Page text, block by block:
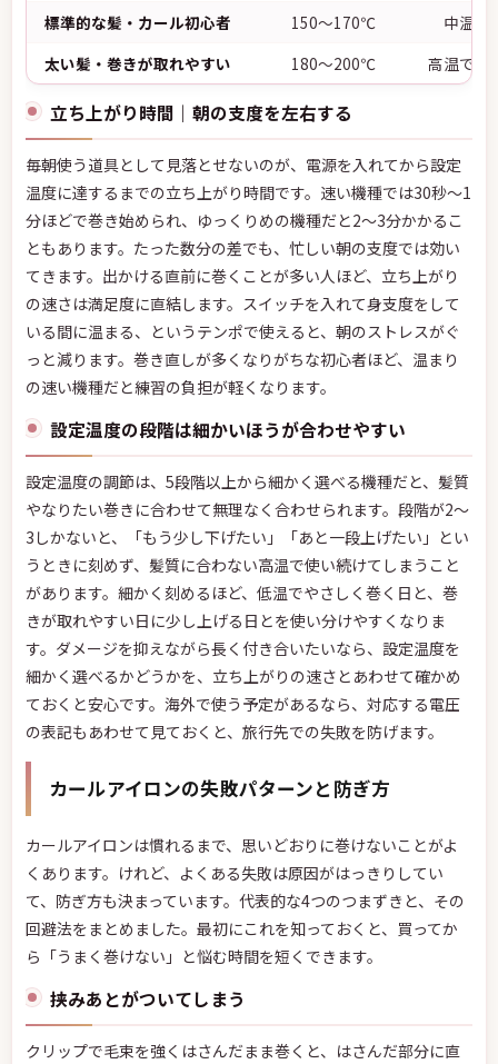
標準的な髪・カール初心者 150〜170℃
中温で
太い髪・巻きが取れやすい
180〜200℃ 高温でも
立ち上がり時間｜朝の支度を左右する
毎朝使う道具として見落とせないのが、電源を入れてから設定
温度に達するまでの立ち上がり時間です。速い機種では30秒〜1
分ほどで巻き始められ、ゆっくりめの機種だと2〜3分かかるこ
ともあります。たった数分の差でも、忙しい朝の支度では効い
てきます。出かける直前に巻くことが多い人ほど、立ち上がり
の速さは満足度に直結します。スイッチを入れて身支度をして
いる間に温まる、というテンポで使えると、朝のストレスがぐ
っと減ります。巻き直しが多くなりがちな初心者ほど、温まり
の速い機種だと練習の負担が軽くなります。
設定温度の段階は細かいほうが合わせやすい
設定温度の調節は、5段階以上から細かく選べる機種だと、髪質
やなりたい巻きに合わせて無理なく合わせられます。段階が2〜
3しかないと、「もう少し下げたい」「あと一段上げたい」とい
うときに刻めず、髪質に合わない高温で使い続けてしまうこと
があります。細かく刻めるほど、低温でやさしく巻く日と、巻
きが取れやすい日に少し上げる日とを使い分けやすくなりま
す。ダメージを抑えながら長く付き合いたいなら、設定温度を
細かく選べるかどうかを、立ち上がりの速さとあわせて確かめ
ておくと安心です。海外で使う予定があるなら、対応する電圧
の表記もあわせて見ておくと、旅行先での失敗を防げます。
カールアイロンの失敗パターンと防ぎ方
カールアイロンは慣れるまで、思いどおりに巻けないことがよ
くあります。けれど、よくある失敗は原因がはっきりしてい
て、防ぎ方も決まっています。代表的な4つのつまずきと、その
回避法をまとめました。最初にこれを知っておくと、買ってか
ら「うまく巻けない」と悩む時間を短くできます。
挟みあとがついてしまう
クリップで毛束を強くはさんだまま巻くと、はさんだ部分に直